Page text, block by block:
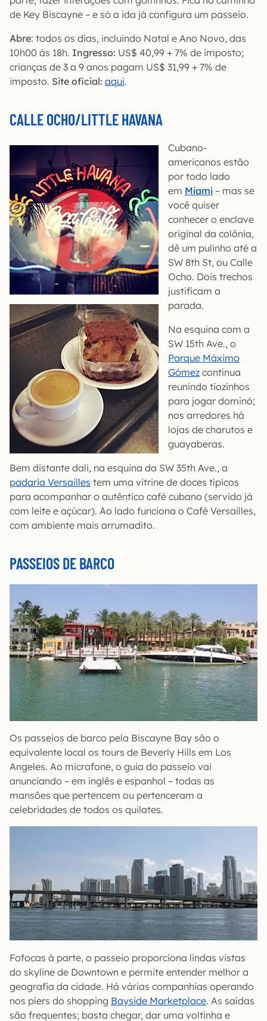
de Key Biscayne – e só a ida já configura um passeio.
Abre: todos os dias, incluindo Natal e Ano Novo, das
10h00 às 18h. Ingresso: US$ 40,99 + 7% de imposto;
crianças de 3 a 9 anos pagam US$ 31,99 + 7% de
imposto. Site oficial: aqui.
CALLE OCHO/LITTLE HAVANA
Cubano-
americanos estão
por todo lado
em Miami – mas se
você quiser
conhecer o enclave
original da colônia,
dê um pulinho até a
SW 8th St, ou Calle
Ocho. Dois trechos
justificam a
parada.
Na esquina com a
SW 15th Ave., o
Parque Máximo
Gómez continua
reunindo tiozinhos
para jogar dominó;
nos arredores há
lojas de charutos e
guayaberas.
Bem distante dali, na esquina da SW 35th Ave., a
padaria Versailles tem uma vitrine de doces típicos
para acompanhar o autêntico café cubano (servido já
com leite e açúcar). Ao lado funciona o Café Versailles,
com ambiente mais arrumadito.
PASSEIOS DE BARCO
Os passeios de barco pela Biscayne Bay são o
equivalente local os tours de Beverly Hills em Los
Angeles. Ao microfone, o guia do passeio vai
anunciando – em inglês e espanhol – todas as
mansões que pertencem ou pertenceram a
celebridades de todos os quilates.
Fofocas à parte, o passeio proporciona lindas vistas
do skyline de Downtown e permite entender melhor a
geografia da cidade. Há várias companhias operando
nos píers do shopping Bayside Marketplace. As saídas
são frequentes; basta chegar, dar uma voltinha e